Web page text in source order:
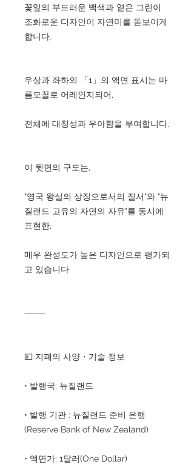
꽃잎의 부드러운 백색과 옅은 그린이
조화로운 디자인이 자연미를 돋보이게
합니다.
우상과 좌하의 「1」의 액면 표시는 마
름모꼴로 어레인지되어,
전체에 대칭성과 우아함을 부여합니다.
이 뒷면의 구도는,
"영국 왕실의 상징으로서의 질서"와 "뉴
질랜드 고유의 자연의 자유"를 동시에
표현한,
매우 완성도가 높은 디자인으로 평가되
고 있습니다.
⸻
💴 지폐의 사양・기술 정보
• 발행국: 뉴질랜드
• 발행 기관 : 뉴질랜드 준비 은행
(Reserve Bank of New Zealand)
• 액면가: 1달러(One Dollar)